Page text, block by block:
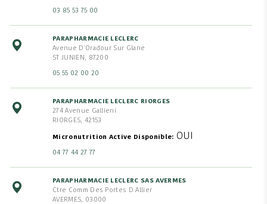
03 85 53 75 00
PARAPHARMACIE LECLERC
Avenue D'Oradour Sur Glane
ST JUNIEN, 87200
05 55 02 00 20
PARAPHARMACIE LECLERC RIORGES
274 Avenue Gallieni
RIORGES, 42153
Micronutrition Active Disponible OUI
04 77 44 27 77
PARAPHARMACIE LECLERC SAS AVERMES
Ctre Comm Des Portes D Allier
AVERMES, 03000